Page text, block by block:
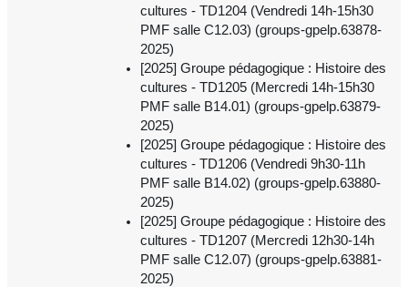
cultures - TD1204 (Vendredi 14h-15h30
PMF salle C12.03) (groups-gpelp.63878-
2025)
[2025] Groupe pédagogique : Histoire des
cultures - TD1205 (Mercredi 14h-15h30
PMF salle B14.01) (groups-gpelp.63879-
2025)
[2025] Groupe pédagogique : Histoire des
cultures - TD1206 (Vendredi 9h30-11h
PMF salle B14.02) (groups-gpelp.63880-
2025)
[2025] Groupe pédagogique : Histoire des
cultures - TD1207 (Mercredi 12h30-14h
PMF salle C12.07) (groups-gpelp.63881-
2025)